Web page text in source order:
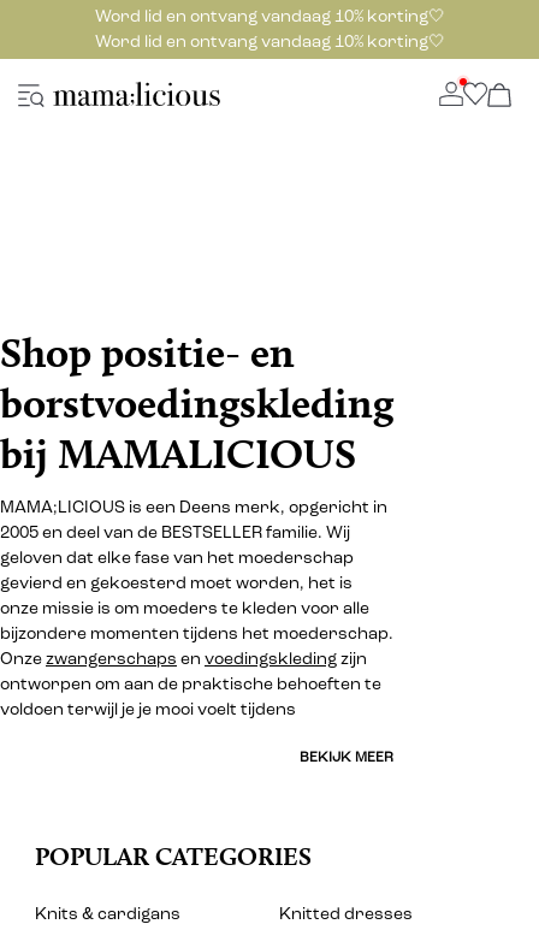
Word lid en ontvang vandaag 10% korting🤍
Word lid en ontvang vandaag 10% korting🤍
Shop positie- en
borstvoedingskleding
bij MAMALICIOUS
MAMA;LICIOUS is een Deens merk, opgericht in
2005 en deel van de BESTSELLER familie. Wij
geloven dat elke fase van het moederschap
gevierd en gekoesterd moet worden, het is
onze missie is om moeders te kleden voor alle
bijzondere momenten tijdens het moederschap.
Onze zwangerschaps en voedingskleding zijn
ontworpen om aan de praktische behoeften te
voldoen terwijl je je mooi voelt tijdens
BEKIJK MEER
POPULAR CATEGORIES
Knits & cardigans
Knitted dresses